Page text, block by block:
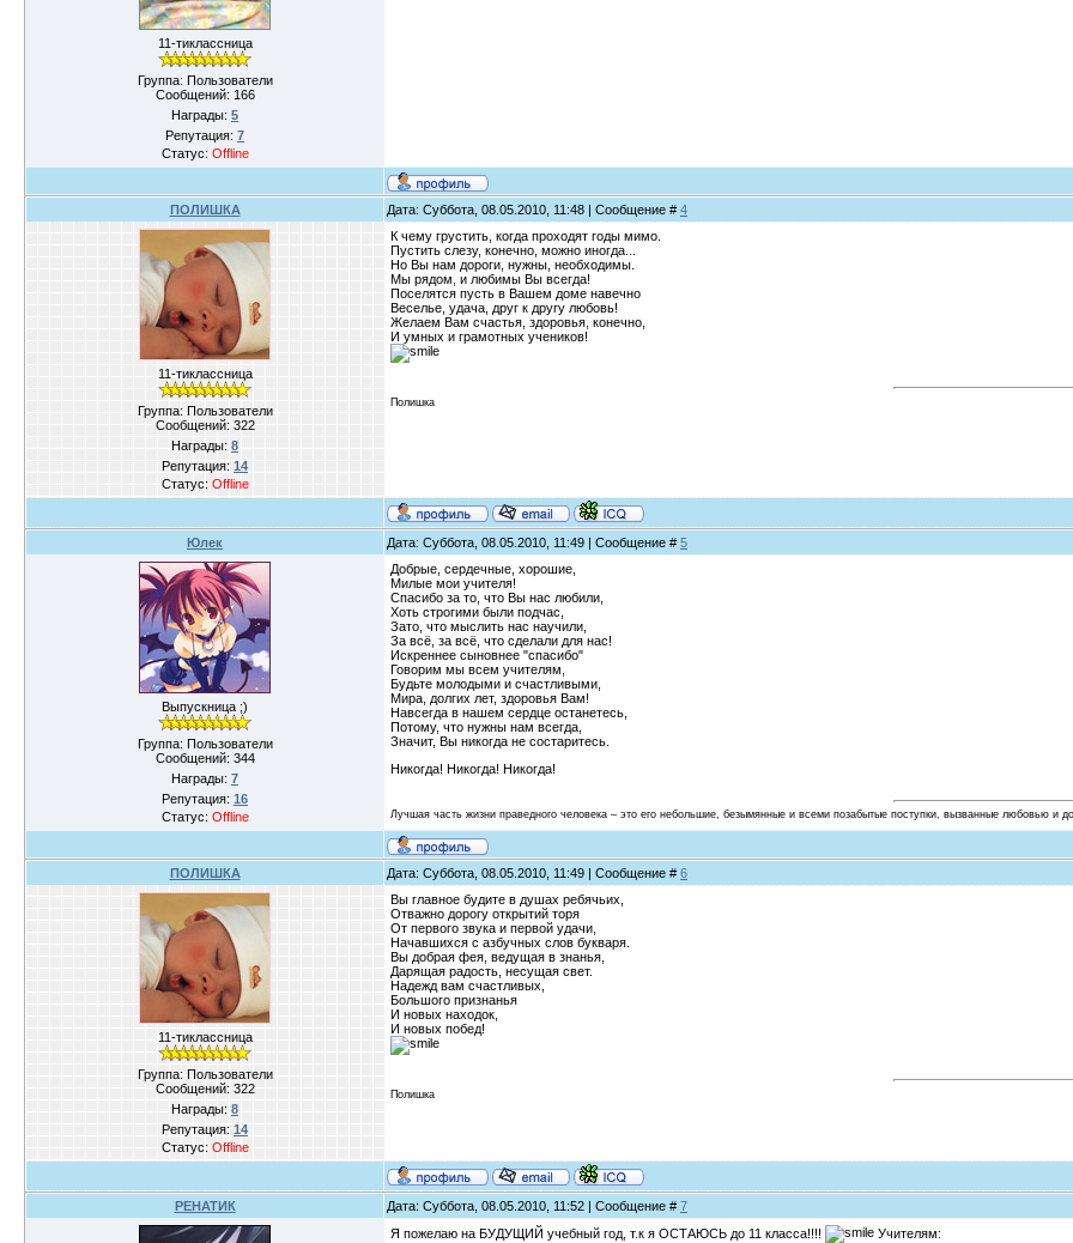
11-тиклассница
Группа: Пользователи
Сообщений: 166
Награды: 5
Репутация: 7
Статус: Offline
ПОЛИШКА Дата: Суббота, 08.05.2010, 11:48 | Сообщение # 4
11-тиклассница
Группа: Пользователи
Сообщений: 322
Награды: 8
Репутация: 14
Статус: Offline
К чему грустить, когда проходят годы мимо.
Пустить слезу, конечно, можно иногда...
Но Вы нам дороги, нужны, необходимы.
Мы рядом, и любимы Вы всегда!
Поселятся пусть в Вашем доме навечно
Веселье, удача, друг к другу любовь!
Желаем Вам счастья, здоровья, конечно,
И умных и грамотных учеников!
Полишка
Юлек Дата: Суббота, 08.05.2010, 11:49 | Сообщение # 5
Выпускница ;)
Группа: Пользователи
Сообщений: 344
Награды: 7
Репутация: 16
Статус: Offline
Добрые, сердечные, хорошие,
Милые мои учителя!
Спасибо за то, что Вы нас любили,
Хоть строгими были подчас,
Зато, что мыслить нас научили,
За всё, за всё, что сделали для нас!
Искреннее сыновнее "спасибо"
Говорим мы всем учителям,
Будьте молодыми и счастливыми,
Мира, долгих лет, здоровья Вам!
Навсегда в нашем сердце останетесь,
Потому, что нужны нам всегда,
Значит, Вы никогда не состаритесь.
Никогда! Никогда! Никогда!
Лучшая часть жизни праведного человека – это его небольшие, безымянные и всеми позабытые поступки, вызванные любовью и
ПОЛИШКА Дата: Суббота, 08.05.2010, 11:49 | Сообщение # 6
11-тиклассница
Группа: Пользователи
Сообщений: 322
Награды: 8
Репутация: 14
Статус: Offline
Вы главное будите в душах ребячьих,
Отважно дорогу открытий торя
От первого звука и первой удачи,
Начавшихся с азбучных слов букваря.
Вы добрая фея, ведущая в знанья,
Дарящая радость, несущая свет.
Надежд вам счастливых,
Большого признанья
И новых находок,
И новых побед!
Полишка
РЕНАТИК Дата: Суббота, 08.05.2010, 11:52 | Сообщение # 7
Я пожелаю на БУДУЩИЙ учебный год, т.к я ОСТАЮСЬ до 11 класса!!!!
Учителям: